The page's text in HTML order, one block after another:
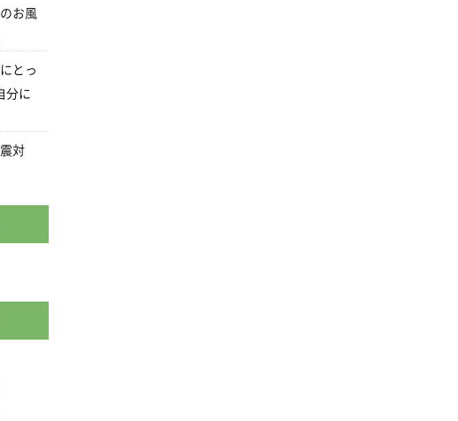
お風
とっ
分に
対